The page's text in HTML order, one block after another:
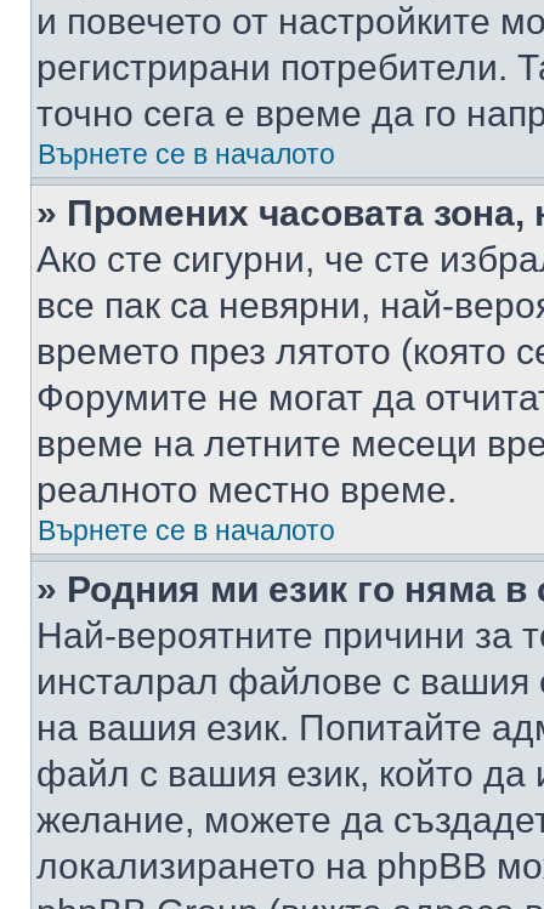
и повечето от настройките
регистрирани потребители.
точно сега е време да го
Върнете се в началото
» Промених часовата
Ако сте сигурни, че сте
все пак са невярни, най-
времето през лятото (която
Форумите не могат да
време на летните месеци
реалното местно време.
Върнете се в началото
» Родния ми език го няма в
Най-вероятните причини за
инсталрал файлове с вашия
на вашия език. Попитайте
файл с вашия език, който да
желание, можете да
локализирането на phpBB